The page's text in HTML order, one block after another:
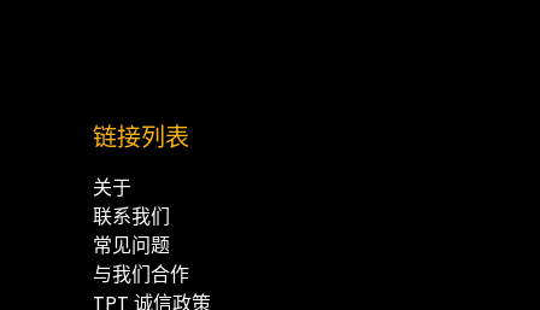
链接列表
关于
联系我们
常见问题
与我们合作
TPT 诚信政策